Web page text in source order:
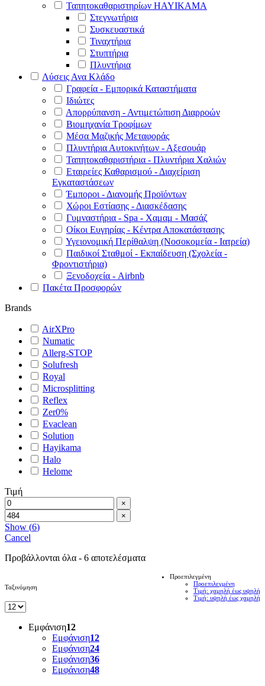
Ταπητοκαθαριστηρίων HAYIKAMA
Στεγνωτήρια
Συσκευαστικά
Τιναχτήρια
Στυπτήρια
Πλυντήρια
Λύσεις Ανα Κλάδο
Γραφεία - Εμπορικά Καταστήματα
Ιδιώτες
Απορρύπανση - Αντιμετώπιση Διαρροών
Βιομηχανία Τροφίμων
Μέσα Μαζικής Μεταφοράς
Πλυντήρια Αυτοκινήτων - Αξεσουάρ
Ταπητοκαθαριστήρια - Πλυντήρια Χαλιών
Εταιρείες Καθαρισμού - Διαχείριση
Εγκαταστάσεων
Έμποροι - Διανομής Προϊόντων
Χώροι Εστίασης - Διασκέδασης
Γυμναστήρια - Spa - Χαμαμ - Μασάζ
Οίκοι Ευγηρίας - Κέντρα Αποκατάστασης
Υγειονομική Περίθαλψη (Νοσοκομεία - Ιατρεία)
Παιδικοί Σταθμοί - Εκπαίδευση (Σχολεία -
Φροντιστήρια)
Ξενοδοχεία - Airbnb
Πακέτα Προσφορών
Brands
AirXPro
Numatic
Allerg-STOP
Solufresh
Royal
Microsplitting
Reflex
Zer0%
Evaclean
Solution
Hayikama
Halo
Helome
Τιμή
×
×
Show (6)
Cancel
Προβάλλονται όλα - 6 αποτελέσματα
Ταξινόμηση
Προεπιλεγμένη
Προεπιλεγμένη
Τιμή: χαμηλή έως υψηλή
Τιμή: υψηλή έως χαμηλή
Εμφάνιση12
Εμφάνιση12
Εμφάνιση24
Εμφάνιση36
Εμφάνιση48